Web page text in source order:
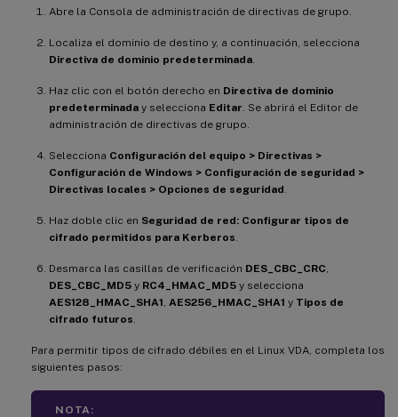
Abre la Consola de administración de directivas de grupo.
Localiza el dominio de destino y, a continuación, selecciona
Directiva de dominio predeterminada
Haz clic con el botón derecho en Directiva de dominio
predeterminada y selecciona Editar . Se abrirá el Editor de
administración de directivas de grupo.
Selecciona Configuración del equipo > Directivas >
Configuración de Windows > Configuración de seguridad >
Directivas locales > Opciones de seguridad
Haz doble clic en Seguridad de red: Configurar tipos de
cifrado permitidos para Kerberos
Desmarca las casillas de verificación DES_CBC_CRC
DES_CBC_MD5 y RC4_HMAC_MD5 y selecciona
AES128_HMAC_SHA1 AES256_HMAC_SHA1 y Tipos de
cifrado futuros
Para permitir tipos de cifrado débiles en el Linux VDA, completa los
siguientes pasos:
NOTA: